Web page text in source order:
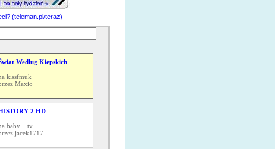
(teleman.pl/teraz)
Według Kiepskich
kissfmuk
Maxio
2 HD
baby__tv
jacek1717